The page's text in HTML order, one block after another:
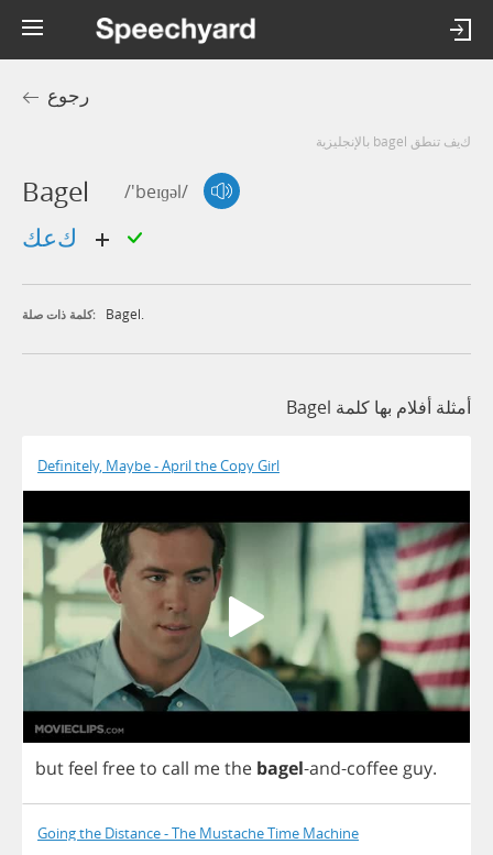
رجوع
كيف تنطق bagel بالإنجليزية
Bagel /'beɪɡəl/
كلمة ذات صلة: Bagel.
أمثلة أفلام بها كلمة Bagel
Definitely, Maybe - April the Copy Girl
butfeel freeto call methe bagel-and-coffee guy.
Going the Distance - The Mustache Time Machine